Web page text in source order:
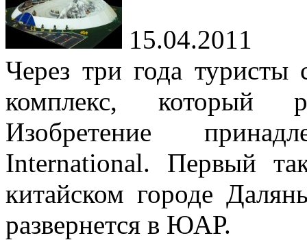
15.04.2011
Через три года туристы
комплекс, который
Изобретение
International. Первый
китайском городе
развернется в ЮАР.